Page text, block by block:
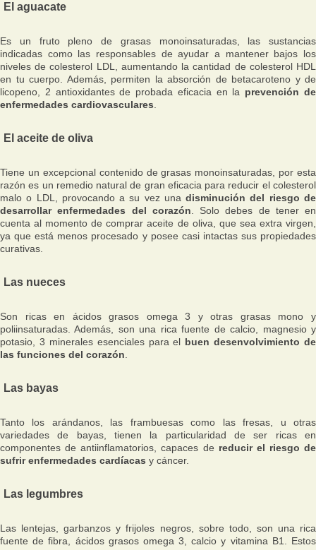
El aguacate
Es un fruto pleno de grasas monoinsaturadas, las sustancias
indicadas como las responsables de ayudar a mantener bajos los
niveles de colesterol LDL, aumentando la cantidad de colesterol HDL
en tu cuerpo. Además, permiten la absorción de betacaroteno y de
licopeno, 2 antioxidantes de probada eficacia en la prevención de
enfermedades cardiovasculares
El aceite de oliva
Tiene un excepcional contenido de grasas monoinsaturadas, por esta
razón es un remedio natural de gran eficacia para reducir el colesterol
malo o LDL, provocando a su vez unadisminución del riesgo de
desarrollar enfermedades del corazón . Solo debes de tener en
cuenta al momento de comprar aceite de oliva, que sea extra virgen,
ya que está menos procesado y posee casi intactas sus propiedades
curativas.
Las nueces
Son ricas en ácidos grasos omega 3 y otras grasas mono y
poliinsaturadas. Además, son una rica fuente de calcio, magnesio y
potasio, 3 minerales esenciales para el buen desenvolvimiento de
las funciones del corazón
Las bayas
Tanto los arándanos, las frambuesas como las fresas, u otras
variedades de bayas, tienen la particularidad de ser ricas en
componentes de antiinflamatorios, capaces de reducir el riesgo de
sufrir enfermedades cardíacas y cáncer.
Las legumbres
Las lentejas, garbanzos y frijoles negros, sobre todo, son una rica
fuente de fibra, ácidos grasos omega 3, calcio y vitamina B1. Estos